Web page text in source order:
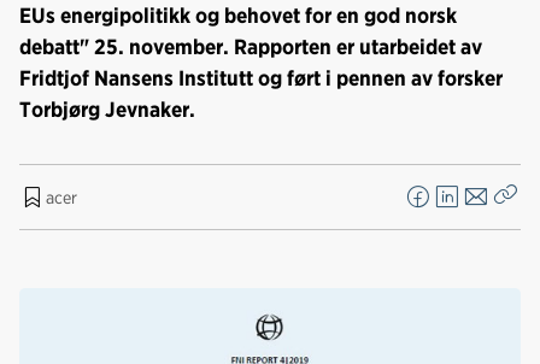
EUs energipolitikk og behovet for en god norsk
debatt" 25. november. Rapporten er utarbeidet av
Fridtjof Nansens Institutt og ført i pennen av forsker
Torbjørg Jevnaker.
acer
F
a
L
i
E
-